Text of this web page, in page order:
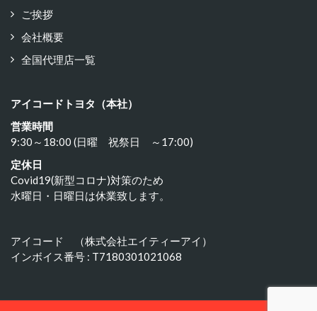
ご挨拶
会社概要
全国代理店一覧
アイコードトヨタ（本社）
営業時間
9:30～18:00 (日曜 祝祭日 ～17:00)
定休日
Covid19(新型コロナ)対策のため
水曜日・日曜日は休業致します。
アイコード （株式会社エイティーアイ）
インボイス番号 : T7180301021068